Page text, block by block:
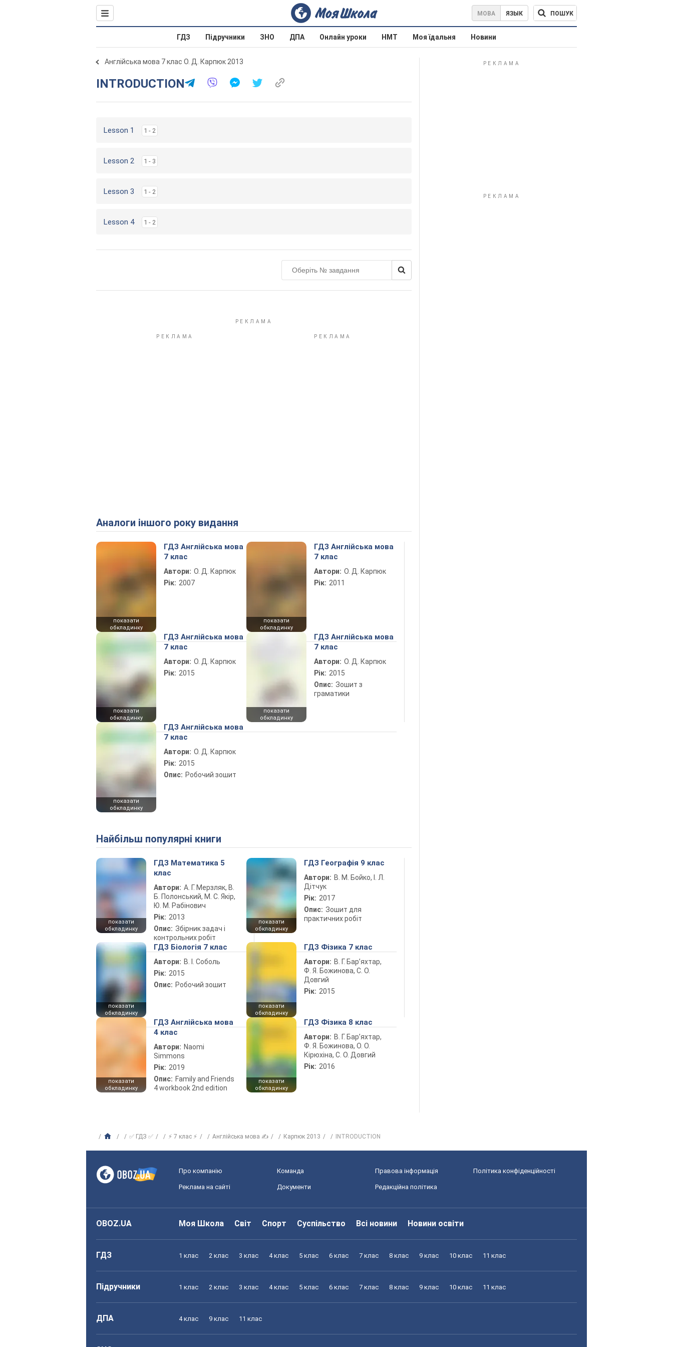
МОВА ЯЗЫК ПОШУК
ГДЗ Підручники ЗНО ДПА Онлайн уроки НМТ Моя їдальня Новини
Англійська мова 7 клас О. Д. Карпюк 2013
INTRODUCTION
Lesson 1 1 - 2
Lesson 2 1 - 3
Lesson 3 1 - 2
Lesson 4 1 - 2
Аналоги іншого року видання
показати
обкладинку
ГДЗ Англійська мова
7 клас
Автори: О. Д. Карпюк
Рік: 2007
показати
обкладинку
ГДЗ Англійська мова
7 клас
Автори: О. Д. Карпюк
Рік: 2011
показати
обкладинку
ГДЗ Англійська мова
7 клас
Автори: О. Д. Карпюк
Рік: 2015
показати
обкладинку
ГДЗ Англійська мова
7 клас
Автори: О. Д. Карпюк
Рік: 2015
Опис: Зошит з
граматики
показати
обкладинку
ГДЗ Англійська мова
7 клас
Автори: О. Д. Карпюк
Рік: 2015
Опис: Робочий зошит
Найбільш популярні книги
показати
обкладинку
ГДЗ Математика 5
клас
Автори: А. Г. Мерзляк, В.
Б. Полонський, М. С. Якір,
Ю. М. Рабінович
Рік: 2013
Опис: Збірник задач і
контрольних робіт
показати
обкладинку
ГДЗ Географія 9 клас
Автори: В. М. Бойко, І. Л.
Дітчук
Рік: 2017
Опис: Зошит для
практичних робіт
показати
обкладинку
ГДЗ Біологія 7 клас
Автори: В. І. Соболь
Рік: 2015
Опис: Робочий зошит
показати
обкладинку
ГДЗ Фізика 7 клас
Автори: В. Г. Бар’яхтар,
Ф. Я. Божинова, С. О.
Довгий
Рік: 2015
показати
обкладинку
ГДЗ Англійська мова
4 клас
Автори: Naomi
Simmons
Рік: 2019
Опис: Family and Friends
4 workbook 2nd edition
показати
обкладинку
ГДЗ Фізика 8 клас
Автори: В. Г. Бар’яхтар,
Ф. Я. Божинова, О. О.
Кірюхіна, С. О. Довгий
Рік: 2016
✅ ГДЗ ✅ ⚡ 7 клас ⚡ Англійська мова ✍ Карпюк 2013 INTRODUCTION
Про компанію Команда Правова інформація Політика конфіденційності
Реклама на сайті Документи Редакційна політика
OBOZ.UA Моя Школа Світ Спорт Суспільство Всі новини Новини освіти
ГДЗ 1 клас 2 клас 3 клас 4 клас 5 клас 6 клас 7 клас 8 клас 9 клас 10 клас 11 клас
Підручники 1 клас 2 клас 3 клас 4 клас 5 клас 6 клас 7 клас 8 клас 9 клас 10 клас 11 клас
ДПА 4 клас 9 клас 11 клас